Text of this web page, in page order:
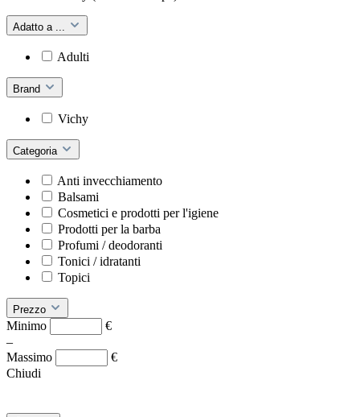
Adatto a ...
Adulti
Brand
Vichy
Categoria
Anti invecchiamento
Balsami
Cosmetici e prodotti per l'igiene
Prodotti per la barba
Profumi / deodoranti
Tonici / idratanti
Topici
Prezzo
Minimo
€
–
Massimo
€
Chiudi